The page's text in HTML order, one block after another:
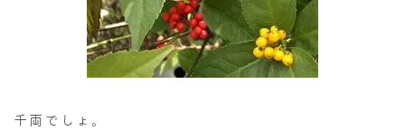
千両でしょ。